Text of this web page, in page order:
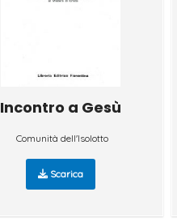
Incontro a Gesù
Comunità dell'Isolotto
Scarica